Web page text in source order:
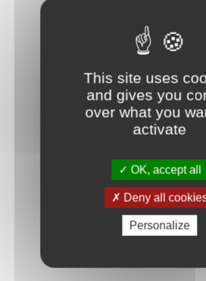
This site uses
and gives you
over what you
activate
OK, accept all
Deny all
Personalize
oublié ?
Connexion